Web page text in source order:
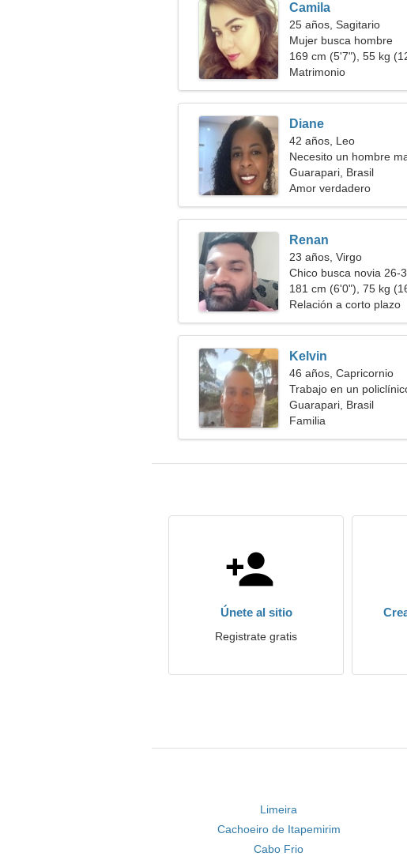
Camila
25 años, Sagitario
Mujer busca hombre
169 cm (5'7"), 55 kg
Matrimonio
Diane
42 años, Leo
Necesito un hombre
juntos
Guarapari, Brasil
Amor verdadero
Renan
23 años, Virgo
Chico busca novia 26-
181 cm (6'0"), 75 kg
Relación a corto plazo
Kelvin
46 años, Capricornio
Trabajo en un
emocional
Guarapari, Brasil
Familia
Únete al sitio
Registrate gratis
Limeira
Cachoeiro de Itapemirim
Cabo Frio